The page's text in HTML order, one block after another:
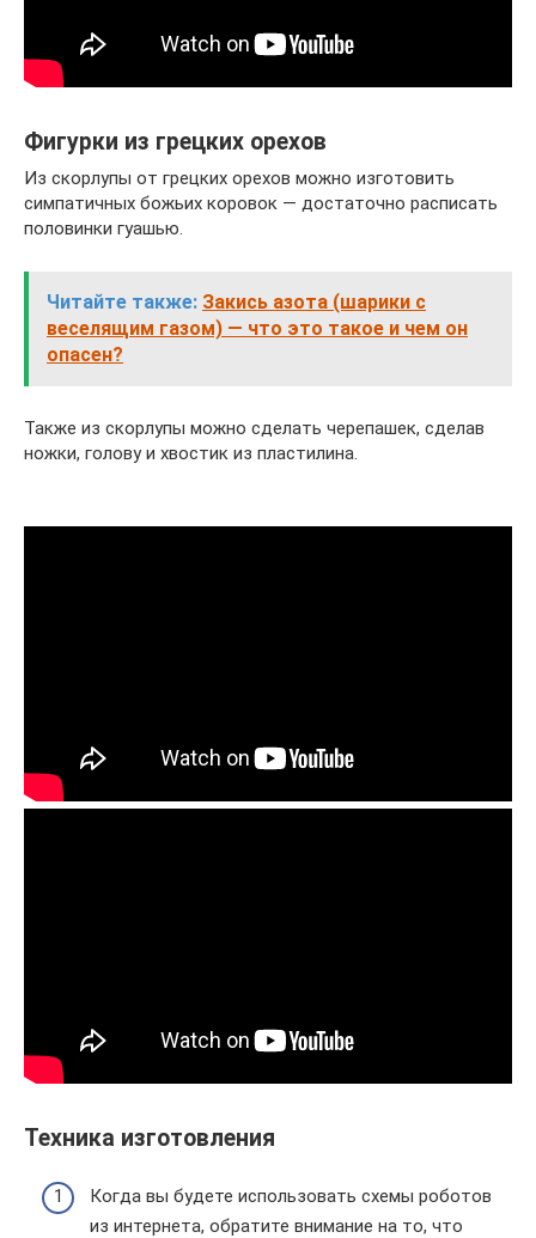
Фигурки из грецких орехов
Из скорлупы от грецких орехов можно изготовить
симпатичных божьих коровок — достаточно расписать
половинки гуашью.
Читайте также: Закись азота (шарики с
веселящим газом) — что это такое и чем он
опасен?
Также из скорлупы можно сделать черепашек, сделав
ножки, голову и хвостик из пластилина.
Техника изготовления
Когда вы будете использовать схемы роботов
из интернета, обратите внимание на то, что